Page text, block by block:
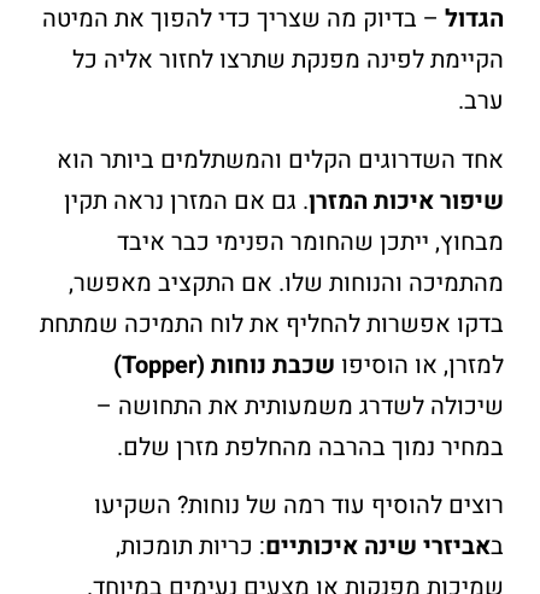
הגדול – בדיוק מה שצריך כדי להפוך את המיטה
הקיימת לפינה מפנקת שתרצו לחזור אליה כל
ערב.
אחד השדרוגים הקלים והמשתלמים ביותר הוא
שיפור איכות המזרן. גם אם המזרן נראה תקין
מבחוץ, ייתכן שהחומר הפנימי כבר איבד
מהתמיכה והנוחות שלו. אם התקציב מאפשר,
בדקו אפשרות להחליף את לוח התמיכה שמתחת
למזרן, או הוסיפו שכבת נוחות (Topper)
שיכולה לשדרג משמעותית את התחושה –
במחיר נמוך בהרבה מהחלפת מזרן שלם.
רוצים להוסיף עוד רמה של נוחות? השקיעו
באביזרי שינה איכותיים: כריות תומכות,